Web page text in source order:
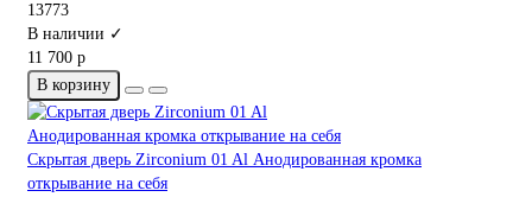
13773
В наличии ✓
11 700 р
В корзину
Скрытая дверь Zirconium 01 Al Анодированная кромка
открывание на себя